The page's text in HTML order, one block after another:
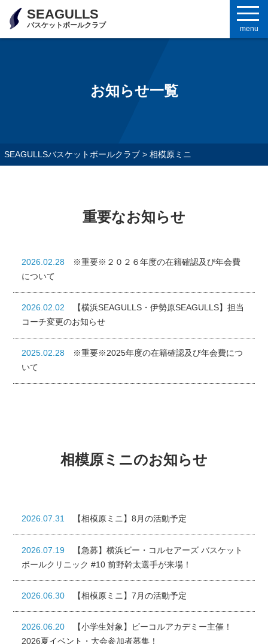
SEAGULLS
バスケットボールクラブ menu
お知らせ一覧
SEAGULLSバスケットボールクラブ> 相模原ミニ
重要なお知らせ
2026.02.28
※重要※２０２６年度の在籍確認及び年会費
について
2026.02.02
【横浜SEAGULLS・伊勢原SEAGULLS】担当
コーチ変更のお知らせ
2025.02.28
※重要※2025年度の在籍確認及び年会費につ
いて
相模原ミニのお知らせ
2026.07.31 【相模原ミニ】8月の活動予定
2026.07.19
【急募】横浜ビー・コルセアーズ バスケット
ボールクリニック #10 前野幹太選手が来場！
2026.06.30 【相模原ミニ】7月の活動予定
2026.06.20
【小学生対象】ビーコルアカデミー主催！
2026夏イベント・大会参加者募集！